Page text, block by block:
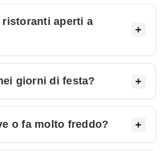
aperti a
giorni di festa?
o fa molto freddo?